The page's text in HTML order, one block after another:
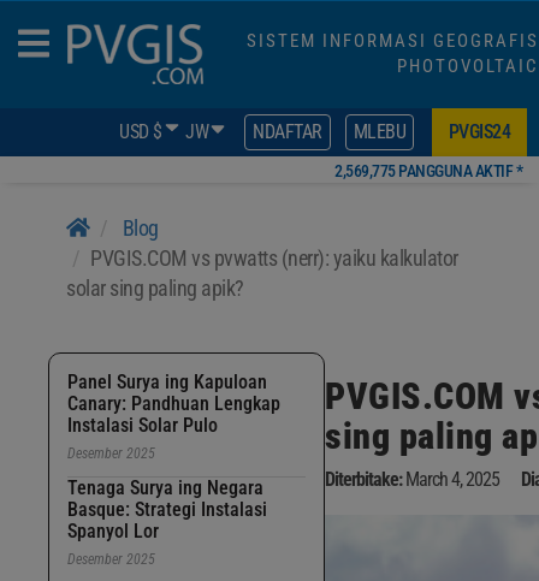
SISTEM INFORMASI GEOGRAFIS
PHOTOVOLTAIC
USD $ JW NDAFTAR MLEBU PVGIS24
2,569,775 PANGGUNA AKTIF *
Blog
PVGIS.COM vs pvwatts (nerr): yaiku kalkulator
solar sing paling apik?
Panel Surya ing Kapuloan
Canary: Pandhuan Lengkap
Instalasi Solar Pulo
Desember 2025
Tenaga Surya ing Negara
Basque: Strategi Instalasi
Spanyol Lor
Desember 2025
PVGIS.COM
sing paling
Diterbitake: March 4, 2025